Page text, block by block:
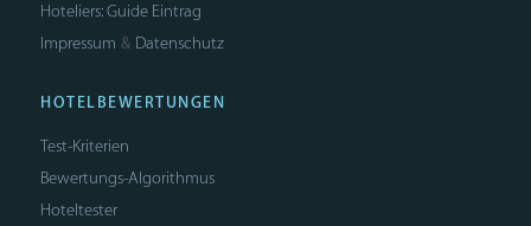
Hoteliers: Guide Eintrag
Impressum & Datenschutz
HOTELBEWERTUNGEN
Test-Kriterien
Bewertungs-Algorithmus
Hoteltester